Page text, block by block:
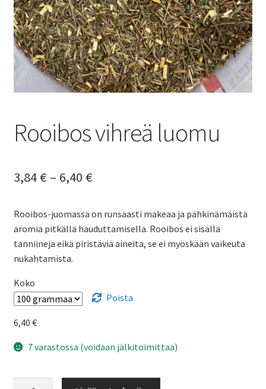
Rooibos vihreä luomu
3,84 € – 6,40 €Hintaluokka:
-
6,40 €
Rooibos-juomassa on runsaasti makeaa ja pähkinämäistä
aromia pitkällä hauduttamisella. Rooibos ei sisällä
tanniineja eikä piristäviä aineita, se ei myöskään vaikeuta
nukahtamista.
Koko
Poista
6,40 €
7 varastossa (voidaan jälkitoimittaa)